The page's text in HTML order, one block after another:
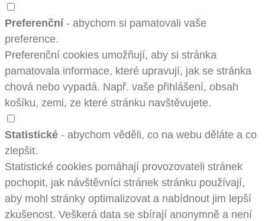
Preferenční- abychom si pamatovali vaše
preference.
Preferenční cookies umožňují, aby si stránka
pamatovala informace, které upravují, jak se stránka
chová nebo vypadá. Např. vaše přihlášení, obsah
košíku, zemi, ze které stránku navštěvujete.
Statistické - abychom věděli, co na webu děláte a co
zlepšit.
Statistické cookies pomáhají provozovateli stránek
pochopit, jak návštěvníci stránek stránku používají,
aby mohl stránky optimalizovat a nabídnout jim lepší
zkušenost. Veškerá data se sbírají anonymně a není